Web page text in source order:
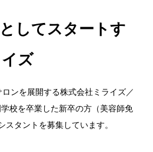
してスタートす
ズ
ンを展開する株式会社ミライズ／
校を卒業した新卒の方（美容師免
タントを募集しています。